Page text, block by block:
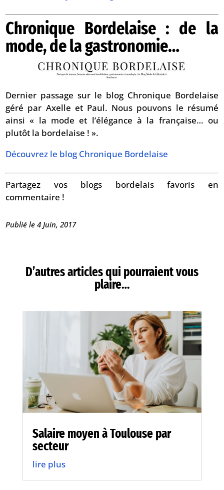
Chronique Bordelaise : de la
mode, de la gastronomie…
Dernier passage sur le blog Chronique Bordelaise
géré par Axelle et Paul. Nous pouvons le résumé
ainsi « la mode et l’élégance à la française… ou
plutôt la bordelaise ! ».
Découvrez le blog Chronique Bordelaise
Partagez vos blogs bordelais favoris en
commentaire !
Publié le 4 Juin, 2017
D’autres articles qui pourraient vous
plaire…
Salaire moyen à Toulouse par
secteur
lire plus